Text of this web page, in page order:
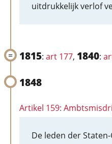
uitdrukkelijk verlof
1815: art 177, 1840:
1848
Artikel 159:
De leden der